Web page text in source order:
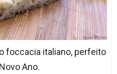
foccacia italiano, perfeito
Ano.